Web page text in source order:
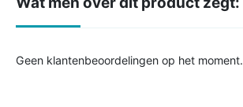
Geen klantenbeoordelingen op het moment.